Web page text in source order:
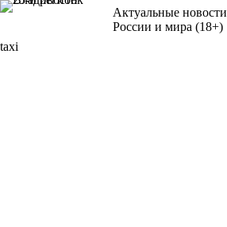
Перейти
Актуальные новости
России и мира (18+)
taxi